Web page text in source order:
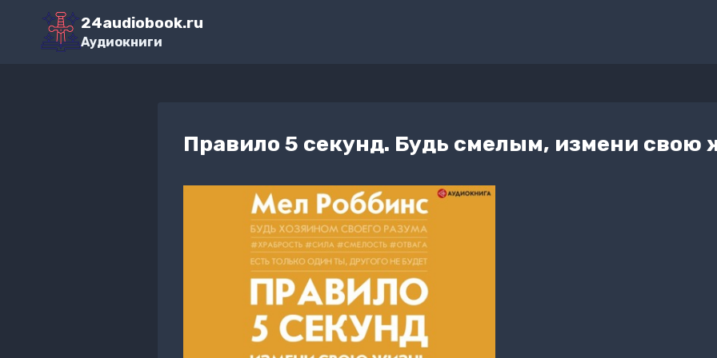
Перейти
содержимому
24audiobook.ru
Аудиокниги
Правило 5 секунд. Будь смелым, измени свою